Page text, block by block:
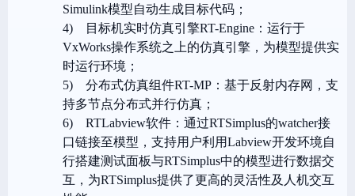
Simulink模型自动生成目标代码；
4)
目标机实时仿真引擎RT-Engine：运行于
VxWorks操作系统之上的仿真引擎，为模型提供实
时运行环境；
5)
分布式仿真组件RT-MP：基于反射内存网，支
持多节点分布式并行仿真；
6)
RTLabview软件：通过RTSimplus的watcher接
口链接至模型，支持用户利用Labview开发环境自
行搭建测试面板与RTSimplus中的模型进行数据交
互，为RTSimplus提供了更高的灵活性及人机交互